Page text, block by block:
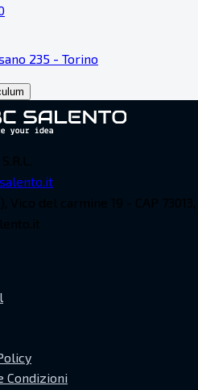
235 - Torino
Condizioni